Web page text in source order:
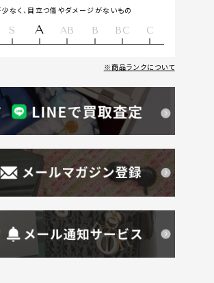
なく、目立つ傷やダメージがないもの
S A AB B BC C
商品ランクについて